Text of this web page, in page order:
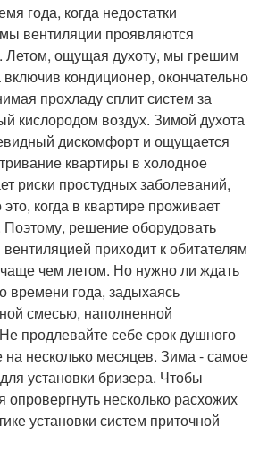
года, когда недостатки
вентиляции проявляются
Летом, ощущая духоту, мы грешим
кондиционер, окончательно
прохладу сплит систем за
кислородом воздух. Зимой духота
дискомфорт и ощущается
квартиры в холодное
риски простудных заболеваний,
когда в квартире проживает
Поэтому, решение оборудовать
приходит к обитателям
чем летом. Но нужно ли ждать
времени года, задыхаясь
смесью, наполненной
продлевайте себе срок душного
несколько месяцев. Зима - самое
установки бризера. Чтобы
опровергнуть несколько расхожих
установки систем приточной